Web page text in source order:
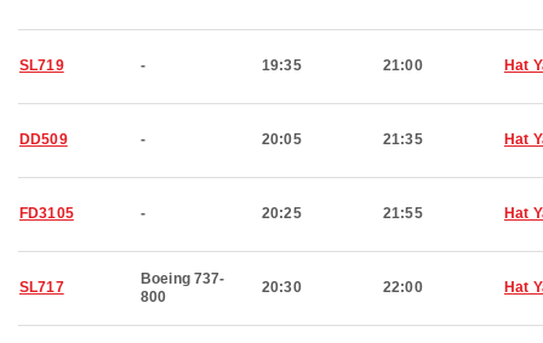
SL719 - 19:35 21:00 Hat
DD509 - 20:05 21:35 Hat
FD3105 - 20:25 21:55 Hat
SL717
Boeing 737-
800
20:30 22:00 Hat